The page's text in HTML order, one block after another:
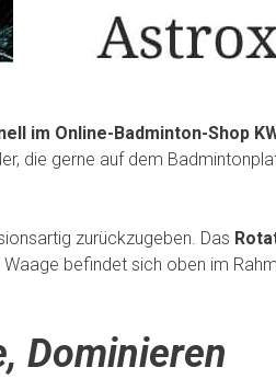
im Online-Badminton-Shop
die gerne auf dem
zurückzugeben. Das
befindet sich oben im
Dominieren